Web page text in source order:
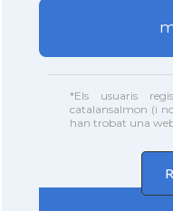
*Els usuaris
catalansalmon (i
han trobat una